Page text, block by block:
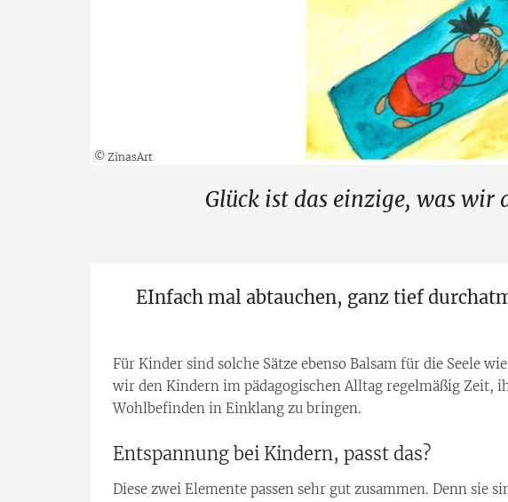
© ZinasArt
Glück ist das einzige, was wir
EInfach mal abtauchen, ganz tief
Für Kinder sind solche Sätze ebenso Balsam für die Seele
wir den Kindern im pädagogischen Alltag regelmäßig Zeit,
Wohlbefinden in Einklang zu bringen.
Entspannung bei Kindern, passt das?
Diese zwei Elemente passen sehr gut zusammen. Denn sie